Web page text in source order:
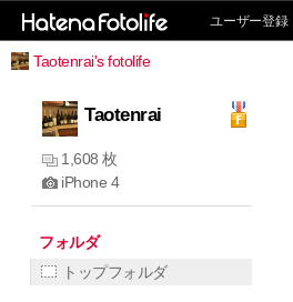
ユーザー登録
Taotenrai's fotolife
Taotenrai
1,608 枚
iPhone 4
フォルダ
トップフォルダ